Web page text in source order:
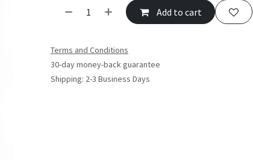
Add to cart
Terms and Conditions
30-day money-back guarantee
Shipping: 2-3 Business Days